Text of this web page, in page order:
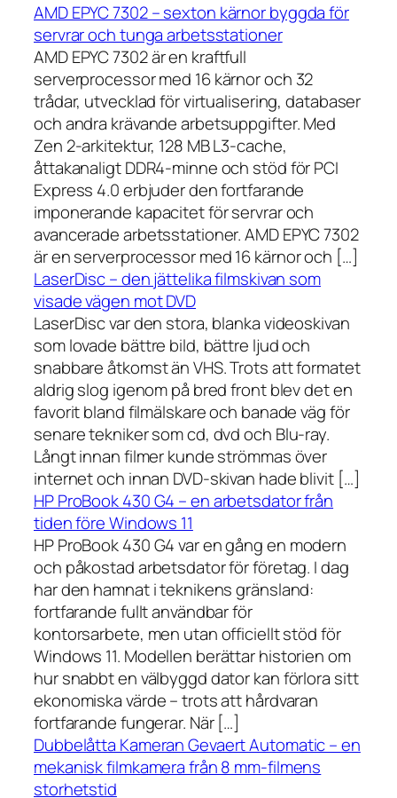
AMD EPYC 7302 – sexton kärnor byggda för
servrar och tunga arbetsstationer
AMD EPYC 7302 är en kraftfull
serverprocessor med 16 kärnor och 32
trådar, utvecklad för virtualisering, databaser
och andra krävande arbetsuppgifter. Med
Zen 2-arkitektur, 128 MB L3-cache,
åttakanaligt DDR4-minne och stöd för PCI
Express 4.0 erbjuder den fortfarande
imponerande kapacitet för servrar och
avancerade arbetsstationer. AMD EPYC 7302
är en serverprocessor med 16 kärnor och […]
LaserDisc – den jättelika filmskivan som
visade vägen mot DVD
LaserDisc var den stora, blanka videoskivan
som lovade bättre bild, bättre ljud och
snabbare åtkomst än VHS. Trots att formatet
aldrig slog igenom på bred front blev det en
favorit bland filmälskare och banade väg för
senare tekniker som cd, dvd och Blu-ray.
Långt innan filmer kunde strömmas över
internet och innan DVD-skivan hade blivit […]
HP ProBook 430 G4 – en arbetsdator från
tiden före Windows 11
HP ProBook 430 G4 var en gång en modern
och påkostad arbetsdator för företag. I dag
har den hamnat i teknikens gränsland:
fortfarande fullt användbar för
kontorsarbete, men utan officiellt stöd för
Windows 11. Modellen berättar historien om
hur snabbt en välbyggd dator kan förlora sitt
ekonomiska värde – trots att hårdvaran
fortfarande fungerar. När […]
Dubbelåtta Kameran Gevaert Automatic – en
mekanisk filmkamera från 8 mm-filmens
storhetstid